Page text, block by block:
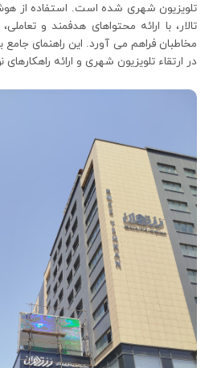
تلویزیون شهری شده است. استفاده از
تالار، با ارائه محتواهای هدفمند و
مخاطبان فراهم می آورد. این راهنمای
در ارتقاء تلویزیون شهری و ارائه